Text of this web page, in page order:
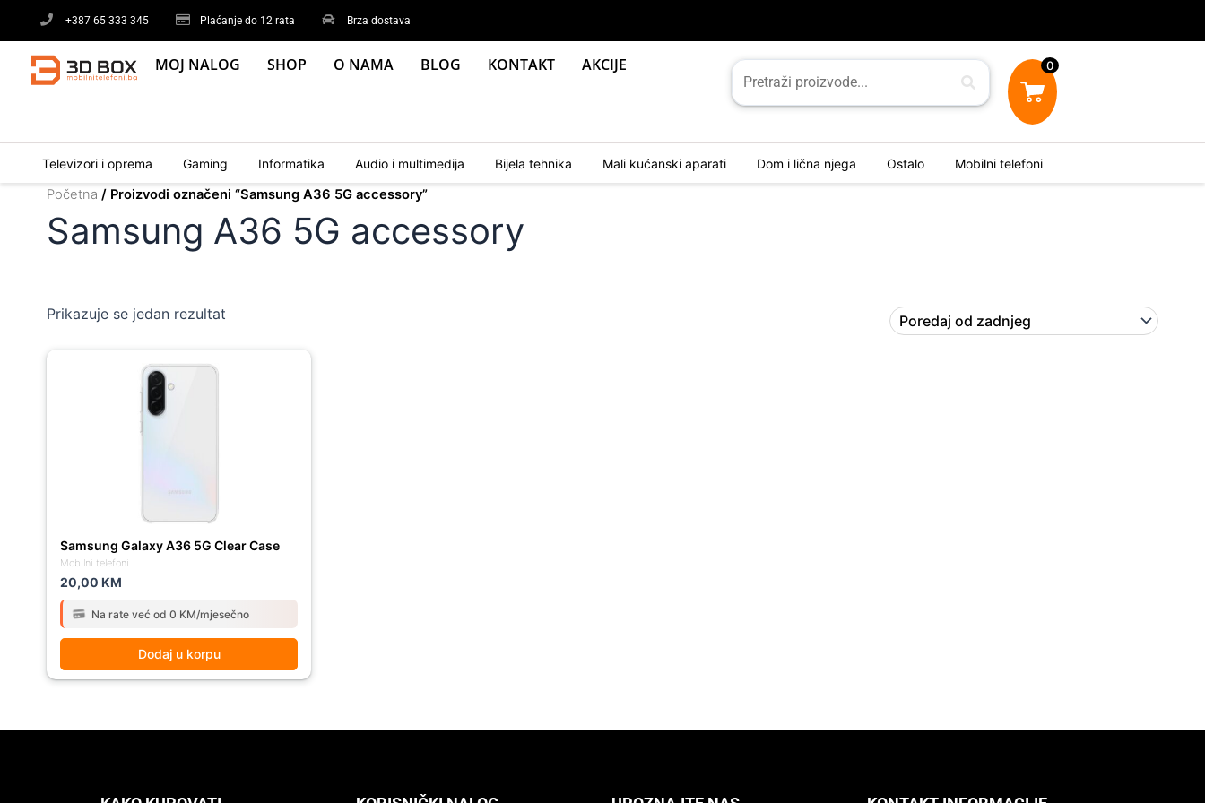
content
+387 65 333 345 Plaćanje do 12 rata Brza dostava
MOJ NALOG SHOP O NAMA BLOG KONTAKT AKCIJE 0
Televizori i oprema Gaming Informatika Audio i multimedija Bijela tehnika Mali kućanski aparati Dom i lična njega Ostalo Mobilni telefoni
Početna / Proizvodi označeni “Samsung A36 5G accessory”
Samsung A36 5G accessory
Prikazuje se jedan rezultat
Mobilni telefoni
Samsung Galaxy A36 5G Clear Case
20,00 KM
Na rate već od 0 KM/mjesečno
Dodaj u korpu